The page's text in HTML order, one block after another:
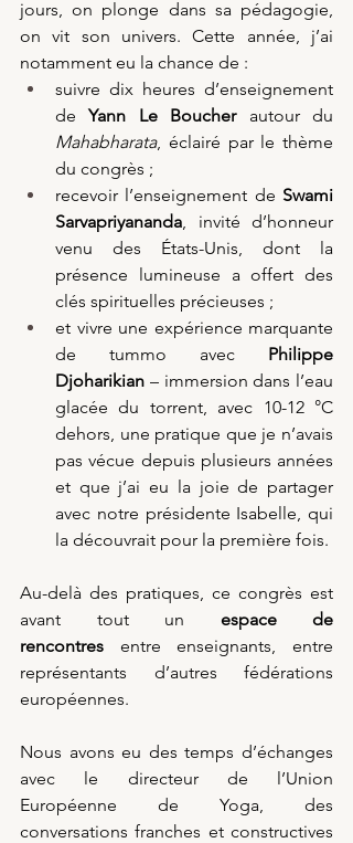
jours, on plonge dans sa pédagogie,
on vit son univers. Cette année, j’ai
notamment eu la chance de :
suivre dix heures d’enseignement
de Yann Le Boucher
Mahabharata, éclairé par le thème
du congrès ;
recevoir l’enseignement de Swami
Sarvapriyananda , invité d’honneur
venu des États-Unis, dont la
présence lumineuse a offert des
clés spirituelles précieuses ;
et vivre une expérience marquante
de tummo avec Philippe
Djoharikian – immersion dans l’eau
glacée du torrent, avec 10-12 °C
dehors, une pratique que je n’avais
pas vécue depuis plusieurs années
et que j’ai eu la joie de partager
avec notre présidente Isabelle, qui
la découvrait pour la première fois.
Au-delà des pratiques, ce congrès est
avant tout un espace de
rencontres entre enseignants, entre
représentants d’autres fédérations
européennes.
Nous avons eu des temps d’échanges
avec le directeur de l’Union
Européenne de Yoga, des
conversations franches et constructives